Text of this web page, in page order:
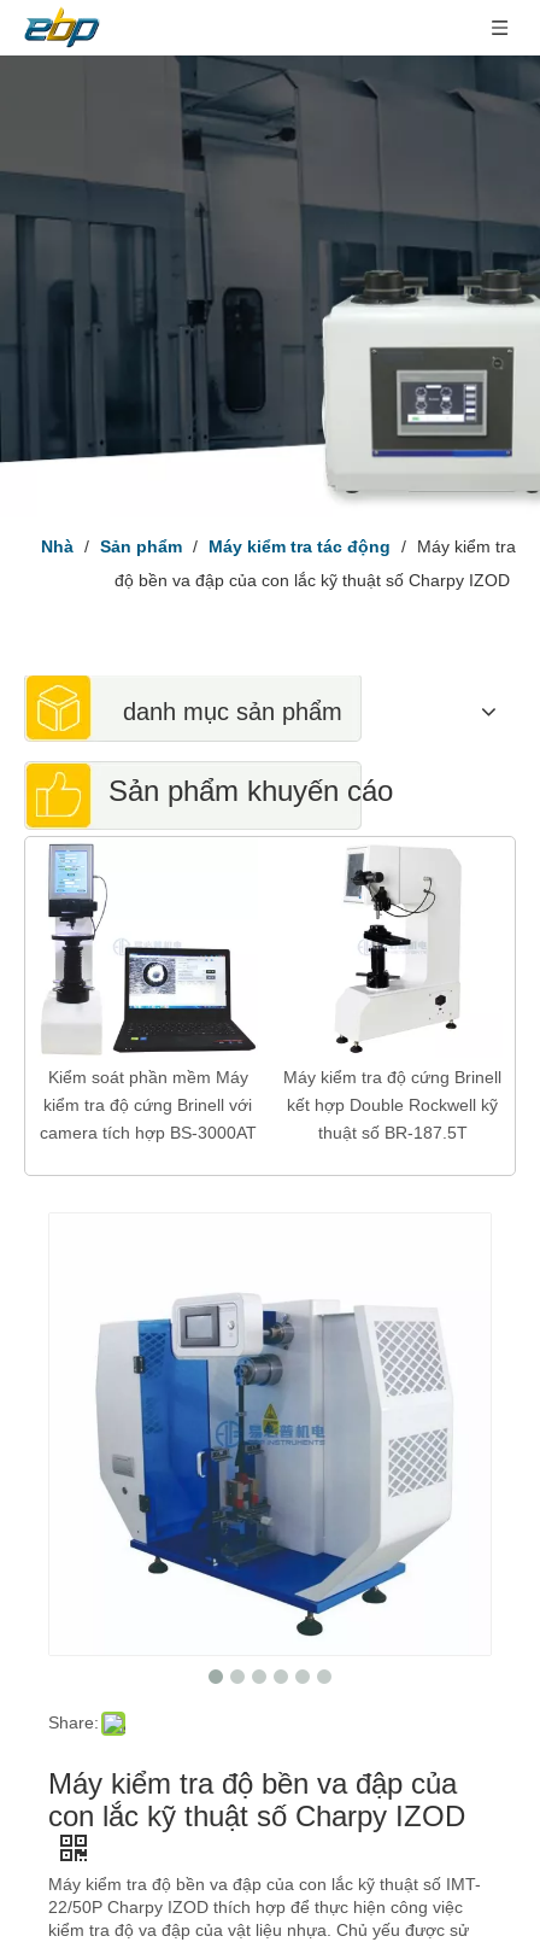
Nhà / Sản phẩm / Máy kiểm tra tác động /
Máy kiểm tra
độ bền va đập của con lắc kỹ thuật số Charpy IZOD
danh mục sản phẩm
Sản phẩm khuyến cáo
mềm Máy
Brinell với
BS-3000AT
Máy kiểm tra độ cứng Brinell
kết hợp Double Rockwell kỹ
thuật số BR-187.5T
Máy cứng Vickers
tỷ lệ HV HK
Share:
Máy kiểm tra độ bền va đập của
con lắc kỹ thuật số Charpy IZOD
Máy kiểm tra độ bền va đập của con lắc kỹ thuật số IMT-
22/50P Charpy IZOD thích hợp để thực hiện công việc
kiểm tra độ va đập của vật liệu nhựa. Chủ yếu được sử